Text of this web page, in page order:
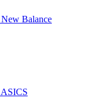
New Balance
ASICS